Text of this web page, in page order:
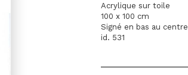
Acrylique sur toile
100 x 100 cm
Signé en bas au centre
id. 531